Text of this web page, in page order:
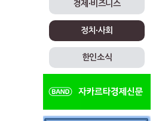
경제∙비즈니스
정치∙사회
한인소식